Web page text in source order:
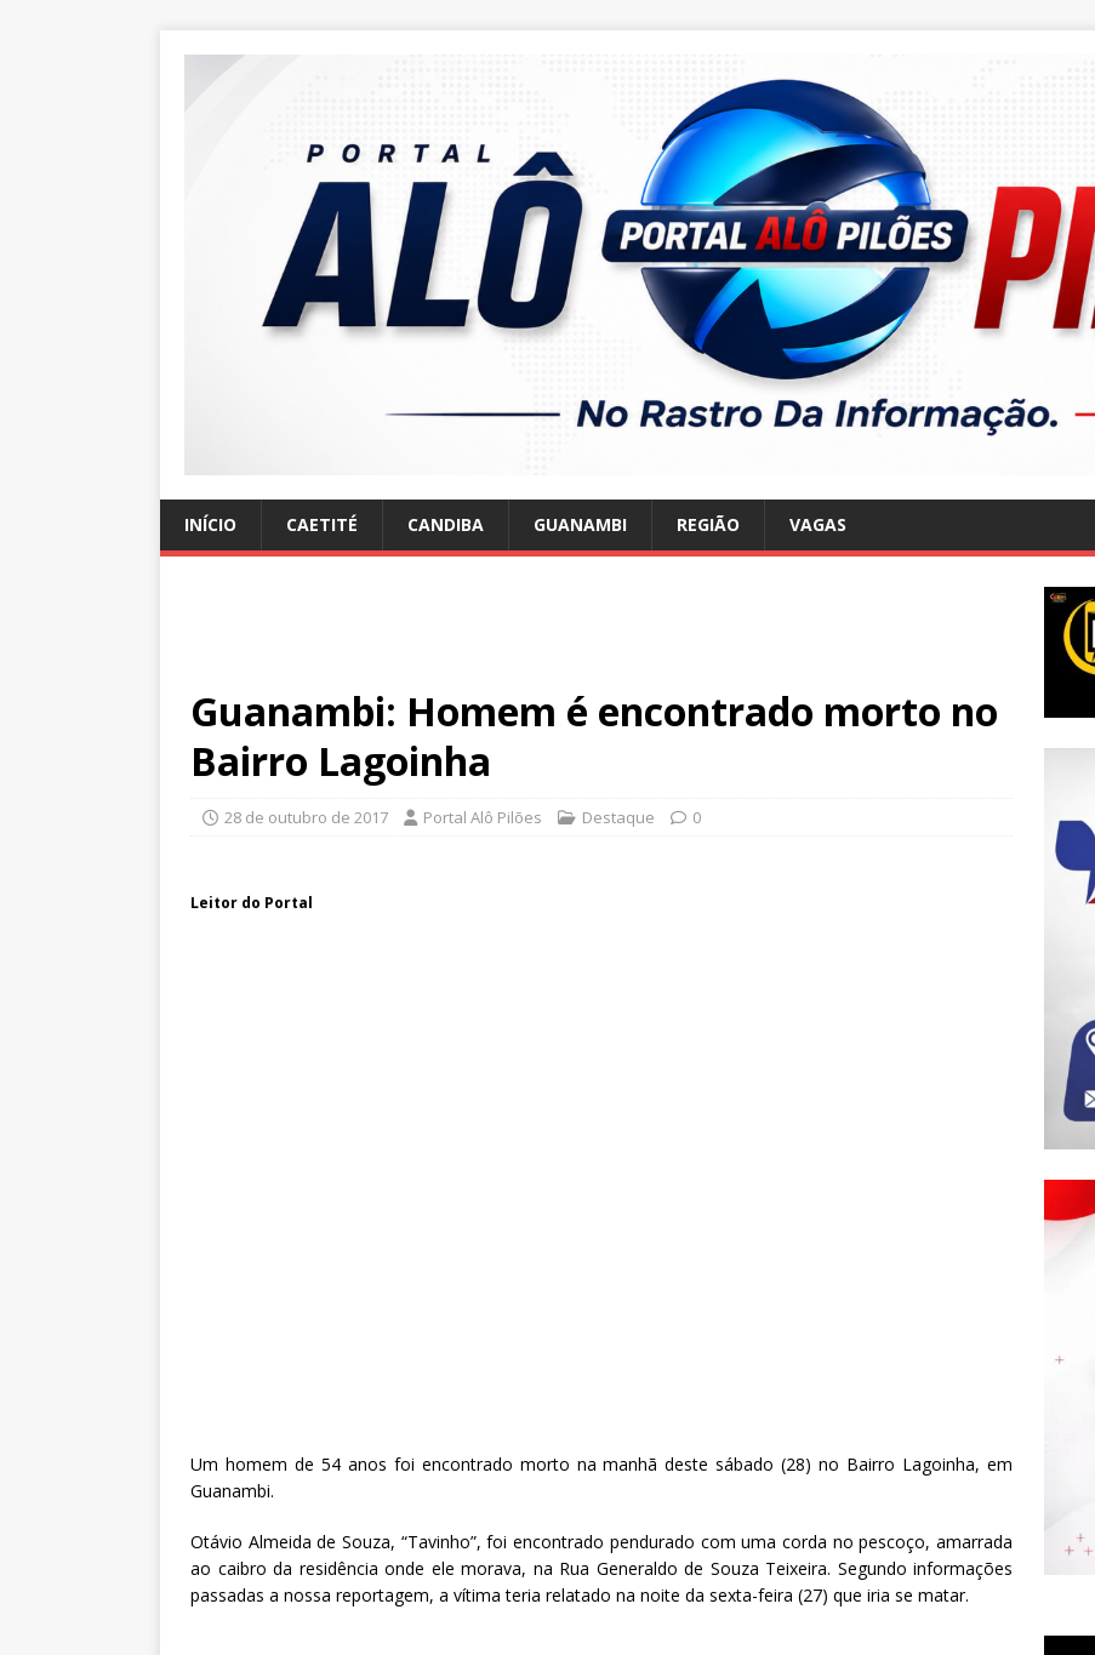
INÍCIO CAETITÉ CANDIBA GUANAMBI REGIÃO VAGAS
Guanambi: Homem é encontrado morto no
Bairro Lagoinha
28 de outubro de 2017 Portal Alô Pilões Destaque 0
Leitor do Portal
Um homem de 54 anos foi encontrado morto na manhã deste sábado (28) no Bairro Lagoinha, em
Guanambi.
Otávio Almeida de Souza, “Tavinho”, foi encontrado pendurado com uma corda no pescoço, amarrada
ao caibro da residência onde ele morava, na Rua Generaldo de Souza Teixeira. Segundo informações
passadas a nossa reportagem, a vítima teria relatado na noite da sexta-feira (27) que iria se matar.